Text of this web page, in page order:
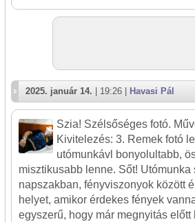
2025. január 14. | 19:26 | Havasi Pál
Szia! Szélsőséges fotó.
Kivitelezés: 3. Remek fotó
utómunkávl bonyolultabb,
misztikusabb lenne. Sőt!
napszakban, fényviszonyok között
helyet, amikor érdekes fények
egyszerű, hogy már megnyitás előtt